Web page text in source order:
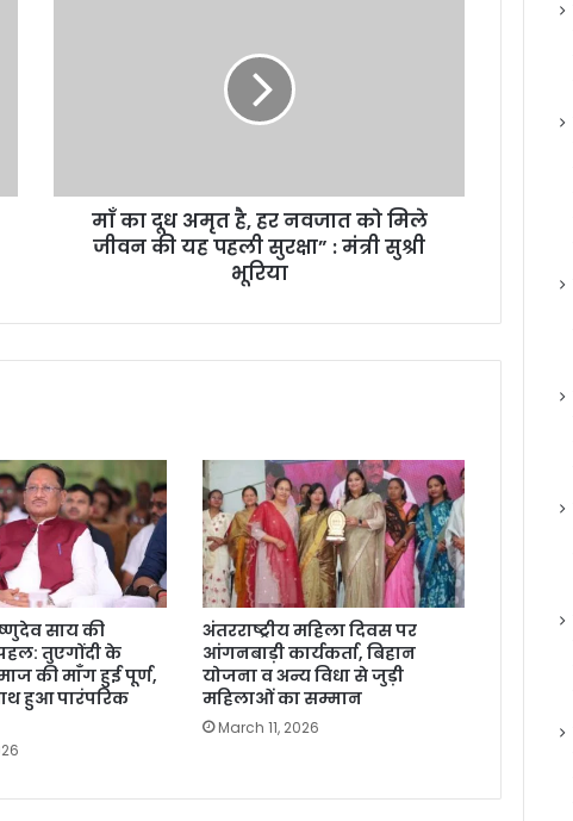
माँ का दूध अमृत है, हर नवजात को मिले
जीवन की यह पहली सुरक्षा” : मंत्री सुश्री
भूरिया
साय की
तुएगोंदी के
की माँग हुई पूर्ण,
हुआ पारंपरिक
अंतरराष्ट्रीय महिला दिवस पर
आंगनबाड़ी कार्यकर्ता, बिहान
योजना व अन्य विधा से जुड़ी
महिलाओं का सम्मान
March 11, 2026